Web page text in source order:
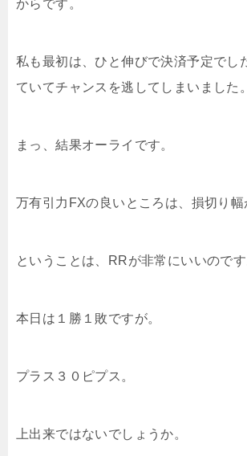
からです。
私も最初は、ひと伸びで決済予定でし
ていてチャンスを逃してしまいました。
まっ、結果オーライです。
万有引力FXの良いところは、損切り幅
ということは、RRが非常にいいのです
本日は１勝１敗ですが。
プラス３０ピプス。
上出来ではないでしょうか。